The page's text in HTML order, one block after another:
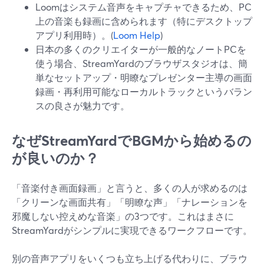
Loomはシステム音声をキャプチャできるため、PC
上の音楽も録画に含められます（特にデスクトップ
アプリ利用時）。(Loom Help)
日本の多くのクリエイターが一般的なノートPCを
使う場合、StreamYardのブラウザスタジオは、簡
単なセットアップ・明瞭なプレゼンター主導の画面
録画・再利用可能なローカルトラックというバラン
スの良さが魅力です。
なぜStreamYardでBGMから始めるの
が良いのか？
「音楽付き画面録画」と言うと、多くの人が求めるのは
「クリーンな画面共有」「明瞭な声」「ナレーションを
邪魔しない控えめな音楽」の3つです。これはまさに
StreamYardがシンプルに実現できるワークフローです。
別の音声アプリをいくつも立ち上げる代わりに、ブラウ